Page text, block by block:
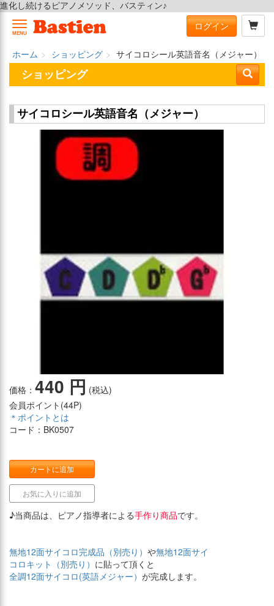
進化し続けるピアノメソッド、バスティン♪
MENU
ログイン
ホーム ショッピング
サイコロシール英語音名（メジャー）
ショッピング
サイコロシール英語音名（メジャー）
価格： 440 円 (税込)
会員ポイント(44P)
＊ポイントとは
コード：BK0507
カートに追加
お気に入りに追加
♪当商品は、ピアノ指導者による手作り商品です。
無地12面サイコロ完成品（別売り） や無地12面サイ
コロキット（別売り） に貼って頂くと
全調12面サイコロ(英語メジャー） が完成します。